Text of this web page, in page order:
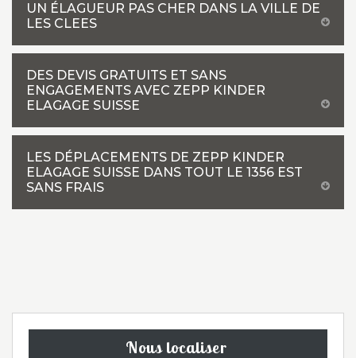
UN ÉLAGUEUR PAS CHER DANS LA VILLE DE
LES CLEES
DES DEVIS GRATUITS ET SANS
ENGAGEMENTS AVEC ZEPP KINDER
ELAGAGE SUISSE
LES DÉPLACEMENTS DE ZEPP KINDER
ELAGAGE SUISSE DANS TOUT LE 1356 EST
SANS FRAIS
Nous localiser